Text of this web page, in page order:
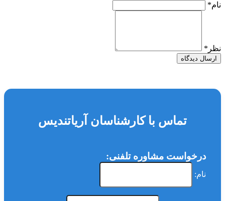
نام*
نظر *
ارسال دیدگاه
تماس با کارشناسان آریاتندیس
درخواست مشاوره تلفنی:
نام: